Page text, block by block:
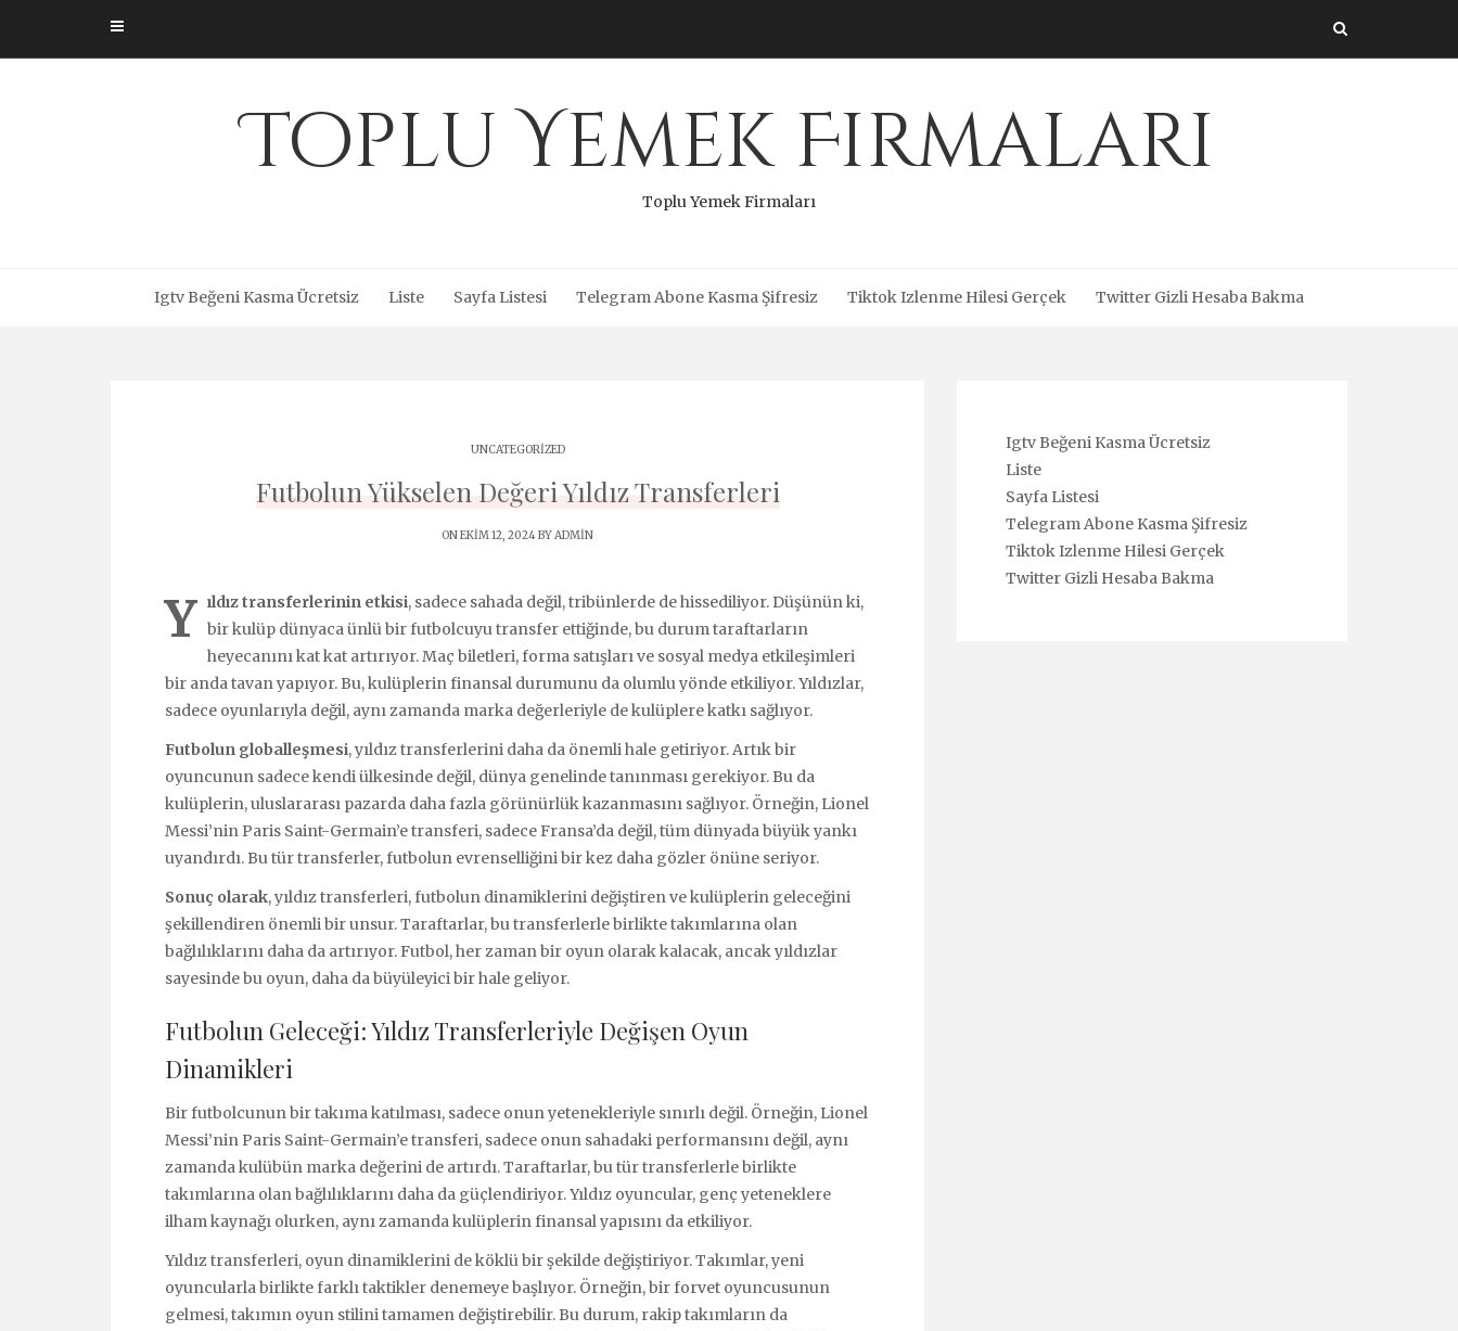
content
Toplu Yemek Firmaları
Toplu Yemek Firmaları
Igtv Beğeni Kasma Ücretsiz Liste Sayfa Listesi Telegram Abone Kasma Şifresiz Tiktok Izlenme Hilesi Gerçek Twitter Gizli Hesaba Bakma
UNCATEGORIZED
Futbolun Yükselen Değeri Yıldız Transferleri
ON EKIM 12, 2024 BYADMIN
Y ıldız transferlerinin etkisi, sadece sahada değil, tribünlerde de hissediliyor. Düşünün ki,
bir kulüp dünyaca ünlü bir futbolcuyu transfer ettiğinde, bu durum taraftarların
heyecanını kat kat artırıyor. Maç biletleri, forma satışları ve sosyal medya etkileşimleri
bir anda tavan yapıyor. Bu, kulüplerin finansal durumunu da olumlu yönde etkiliyor. Yıldızlar,
sadece oyunlarıyla değil, aynı zamanda marka değerleriyle de kulüplere katkı sağlıyor.
Futbolun globalleşmesi, yıldız transferlerini daha da önemli hale getiriyor. Artık bir
oyuncunun sadece kendi ülkesinde değil, dünya genelinde tanınması gerekiyor. Bu da
kulüplerin, uluslararası pazarda daha fazla görünürlük kazanmasını sağlıyor. Örneğin, Lionel
Messi’nin Paris Saint-Germain’e transferi, sadece Fransa’da değil, tüm dünyada büyük yankı
uyandırdı. Bu tür transferler, futbolun evrenselliğini bir kez daha gözler önüne seriyor.
Sonuç olarak, yıldız transferleri, futbolun dinamiklerini değiştiren ve kulüplerin geleceğini
şekillendiren önemli bir unsur. Taraftarlar, bu transferlerle birlikte takımlarına olan
bağlılıklarını daha da artırıyor. Futbol, her zaman bir oyun olarak kalacak, ancak yıldızlar
sayesinde bu oyun, daha da büyüleyici bir hale geliyor.
Futbolun Geleceği: Yıldız Transferleriyle Değişen Oyun
Dinamikleri
Bir futbolcunun bir takıma katılması, sadece onun yetenekleriyle sınırlı değil. Örneğin, Lionel
Messi’nin Paris Saint-Germain’e transferi, sadece onun sahadaki performansını değil, aynı
zamanda kulübün marka değerini de artırdı. Taraftarlar, bu tür transferlerle birlikte
takımlarına olan bağlılıklarını daha da güçlendiriyor. Yıldız oyuncular, genç yeteneklere
ilham kaynağı olurken, aynı zamanda kulüplerin finansal yapısını da etkiliyor.
Yıldız transferleri, oyun dinamiklerini de köklü bir şekilde değiştiriyor. Takımlar, yeni
oyuncularla birlikte farklı taktikler denemeye başlıyor. Örneğin, bir forvet oyuncusunun
gelmesi, takımın oyun stilini tamamen değiştirebilir. Bu durum, rakip takımların da
Igtv Beğeni Kasma Ücretsiz
Liste
Sayfa Listesi
Telegram Abone Kasma Şifresiz
Tiktok Izlenme Hilesi Gerçek
Twitter Gizli Hesaba Bakma